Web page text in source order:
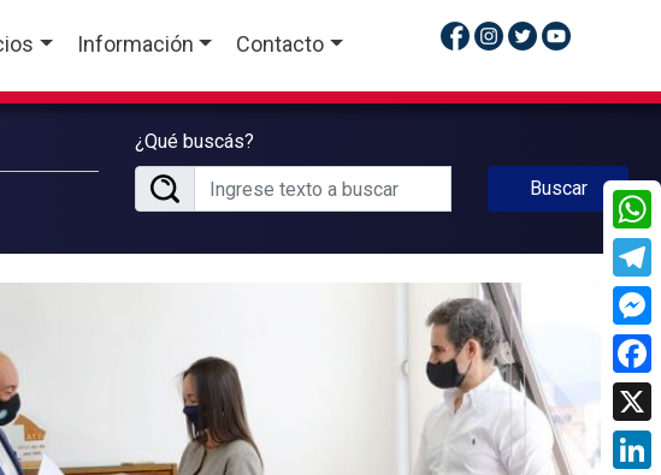
Información Contacto
¿Qué buscás?
Buscar
X